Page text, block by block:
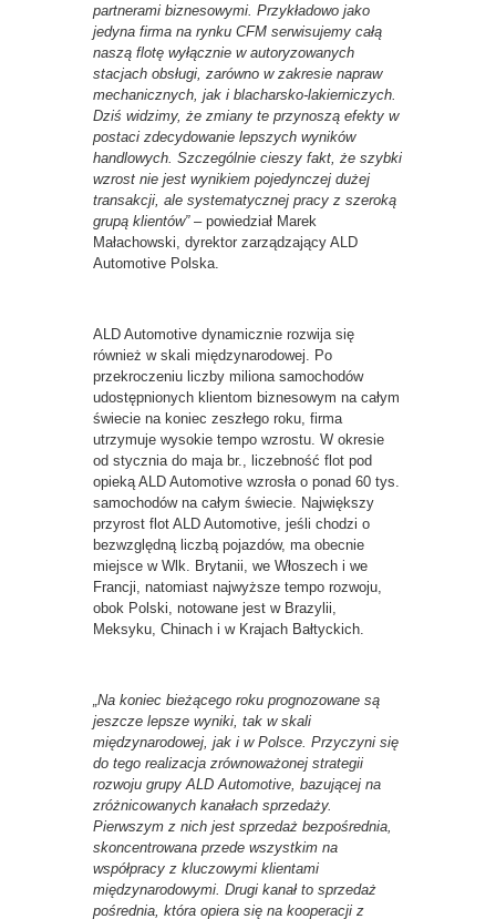
partnerami biznesowymi. Przykładowo jako
jedyna firma na rynku CFM serwisujemy całą
naszą flotę wyłącznie w autoryzowanych
stacjach obsługi, zarówno w zakresie napraw
mechanicznych, jak i blacharsko-lakierniczych.
Dziś widzimy, że zmiany te przynoszą efekty w
postaci zdecydowanie lepszych wyników
handlowych. Szczególnie cieszy fakt, że szybki
wzrost nie jest wynikiem pojedynczej dużej
transakcji, ale systematycznej pracy z szeroką
grupą klientów” – powiedział Marek
Małachowski, dyrektor zarządzający ALD
Automotive Polska.
ALD Automotive dynamicznie rozwija się
również w skali międzynarodowej. Po
przekroczeniu liczby miliona samochodów
udostępnionych klientom biznesowym na całym
świecie na koniec zeszłego roku, firma
utrzymuje wysokie tempo wzrostu. W okresie
od stycznia do maja br., liczebność flot pod
opieką ALD Automotive wzrosła o ponad 60 tys.
samochodów na całym świecie. Największy
przyrost flot ALD Automotive, jeśli chodzi o
bezwzględną liczbą pojazdów, ma obecnie
miejsce w Wlk. Brytanii, we Włoszech i we
Francji, natomiast najwyższe tempo rozwoju,
obok Polski, notowane jest w Brazylii,
Meksyku, Chinach i w Krajach Bałtyckich.
„Na koniec bieżącego roku prognozowane są
jeszcze lepsze wyniki, tak w skali
międzynarodowej, jak i w Polsce. Przyczyni się
do tego realizacja zrównoważonej strategii
rozwoju grupy ALD Automotive, bazującej na
zróżnicowanych kanałach sprzedaży.
Pierwszym z nich jest sprzedaż bezpośrednia,
skoncentrowana przede wszystkim na
współpracy z kluczowymi klientami
międzynarodowymi. Drugi kanał to sprzedaż
pośrednia, która opiera się na kooperacji z